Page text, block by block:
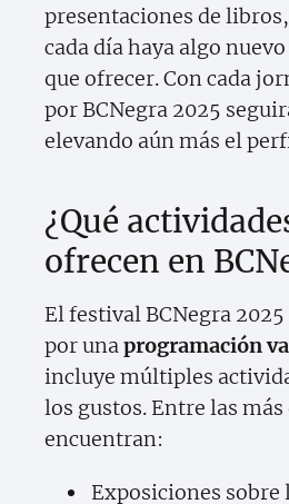
presentaciones de
cada día haya algo
que ofrecer. Con cada
por BCNegra 2025
elevando aún más el
¿Qué
ofrecen en
El festival BCNegra
por unaprogramación
incluye múltiples
los gustos. Entre las más
encuentran:
Exposiciones sobre